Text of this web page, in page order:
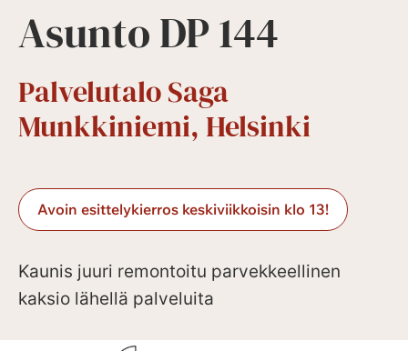
Asunto DP 144
Palvelutalo Saga
Munkkiniemi, Helsinki
Avoin esittelykierros keskiviikkoisin klo 13!
Kaunis juuri remontoitu parvekkeellinen
kaksio lähellä palveluita